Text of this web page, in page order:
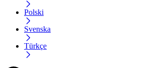
Polski
Svenska
Türkçe